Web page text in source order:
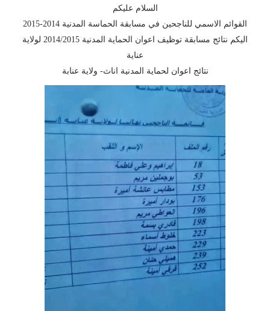
السلام عليكم
القوائم الاسمي للناجحين في مسابقة الحماسة المدنية 2014-2015
اليكم نتائج مسابقة توظيف اعوان الحماية المدنية 2014/2015 لولاية
عناية
نتائج اعوان لحماية المدنية اناث- ولاية عنابة